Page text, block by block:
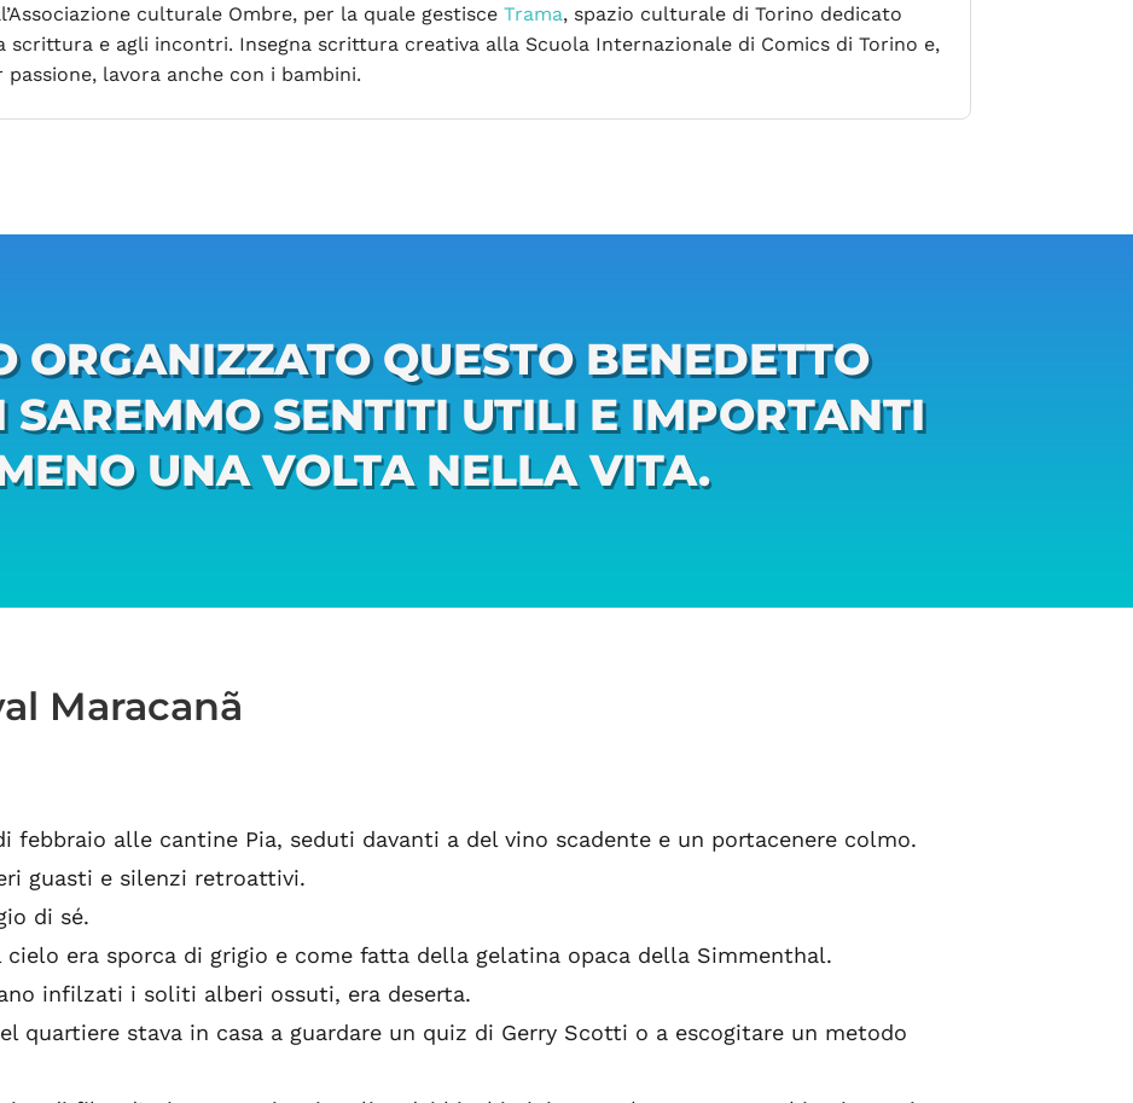
culturale Ombre, per la quale gestisceTrama, spazio culturale di Torino dedicato
scrittura e agli incontri. Insegna scrittura creativa alla Scuola Internazionale di Comics di Torino e,
passione, lavora anche con i bambini.
ORGANIZZATO QUESTO BENEDETTO
SAREMMO SENTITI UTILI E IMPORTANTI
UNA VOLTA NELLA VITA.
Maracanã
febbraio alle cantine Pia, seduti davanti a del vino scadente e un portacenere colmo.
guasti e silenzi retroattivi.
di sé.
cielo era sporca di grigio e come fatta della gelatina opaca della Simmenthal.
infilzati i soliti alberi ossuti, era deserta.
quartiere stava in casa a guardare un quiz di Gerry Scotti o a escogitare un metodo